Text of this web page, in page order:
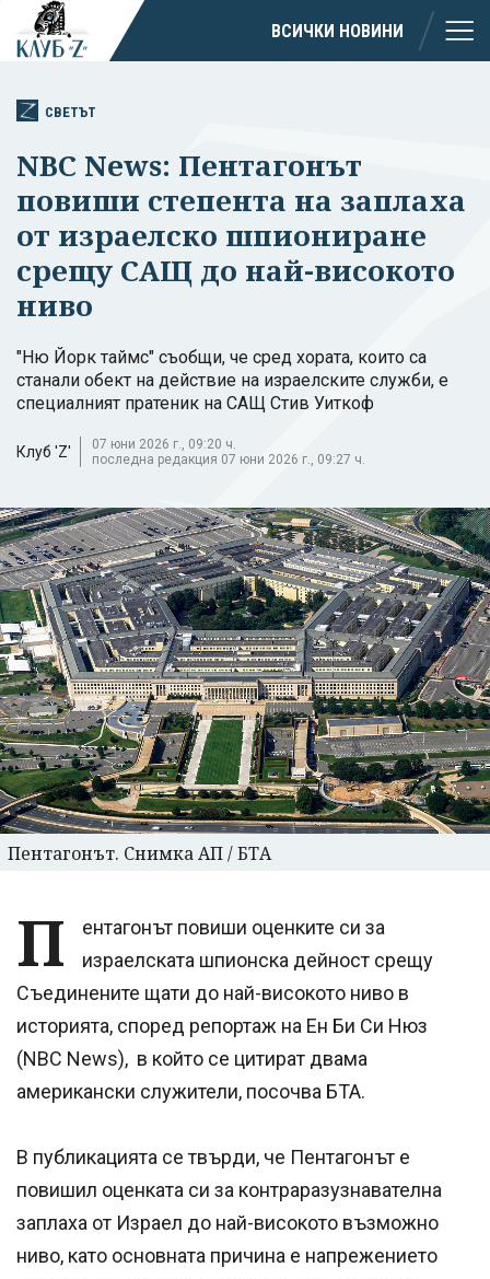
ВСИЧКИ НОВИНИ
СВЕТЪТ
NBC News: Пентагонът
повиши степента на заплаха
от израелско шпиониране
срещу САЩ до най-високото
ниво
"Ню Йорк таймс" съобщи, че сред хората, които са
станали обект на действие на израелските служби, е
специалният пратеник на САЩ Стив Уиткоф
Клуб 'Z'
07 юни 2026 г., 09:20 ч.
последна редакция 07 юни 2026 г., 09:27 ч.
Пентагонът. Снимка АП / БТА
П
ентагонът повиши оценките си за
израелската шпионска дейност срещу
Съединените щати до най-високото ниво в
историята, според репортаж на Ен Би Си Нюз
(NBC News), в който се цитират двама
американски служители, посочва БТА.
В публикацията се твърди, че Пентагонът е
повишил оценката си за контраразузнавателна
заплаха от Израел до най-високото възможно
ниво, като основната причина е напрежението